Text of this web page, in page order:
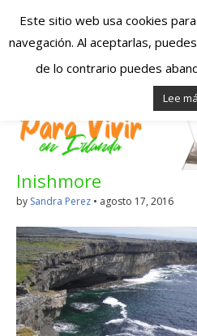
Irlanda –
Irlanda –
en Irlanda
Irlanda
Blog dedicado a los que viven,
Irlanda!
Inishmore
by Sandra Perez • agosto 17, 2016
Este sitio web usa cookies
navegación. Al aceptarlas,
de lo contrario puedes
Lee